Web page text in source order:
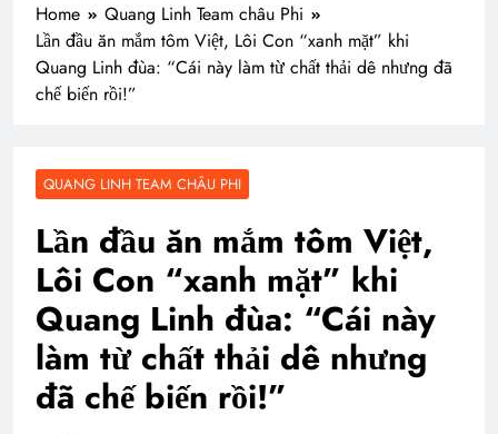
Home
Quang Linh Team châu Phi
Lần đầu ăn mắm tôm Việt, Lôi Con “xanh mặt” khi
Quang Linh đùa: “Cái này làm từ chất thải dê nhưng đã
chế biến rồi!”
QUANG LINH TEAM CHÂU PHI
Lần đầu ăn mắm tôm Việt,
Lôi Con “xanh mặt” khi
Quang Linh đùa: “Cái này
làm từ chất thải dê nhưng
đã chế biến rồi!”